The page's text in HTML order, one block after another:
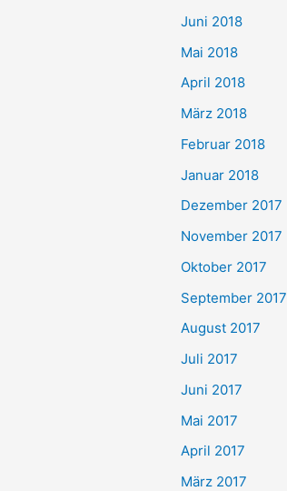
Juni 2018
Mai 2018
April 2018
März 2018
Februar 2018
Januar 2018
Dezember 2017
November 2017
Oktober 2017
September 2017
August 2017
Juli 2017
Juni 2017
Mai 2017
April 2017
März 2017